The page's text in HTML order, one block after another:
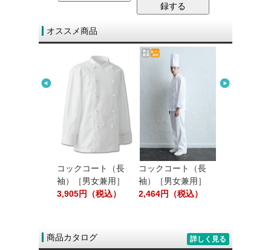
録する
オススメ商品
コックコート（長
袖）［男女兼用］
3,905円（税込）
コックコート（長
袖）［男女兼用］
2,464円（税込）
商品カタログ 詳しく見る